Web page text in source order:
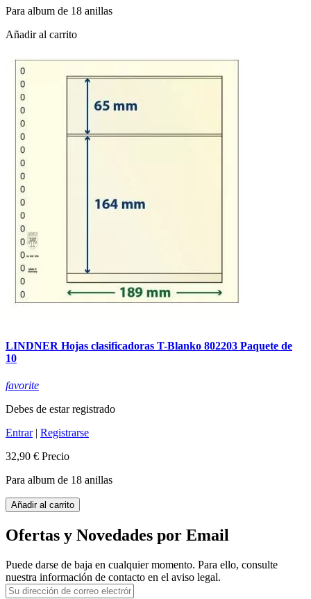
Para album de 18 anillas
Añadir al carrito
LINDNER Hojas clasificadoras T-Blanko 802203 Paquete de
10
favorite
Debes de estar registrado
Entrar| Registrarse
32,90 € Precio
Para album de 18 anillas
Añadir al carrito
Ofertas y Novedades por Email
Puede darse de baja en cualquier momento. Para ello, consulte
nuestra información de contacto en el aviso legal.